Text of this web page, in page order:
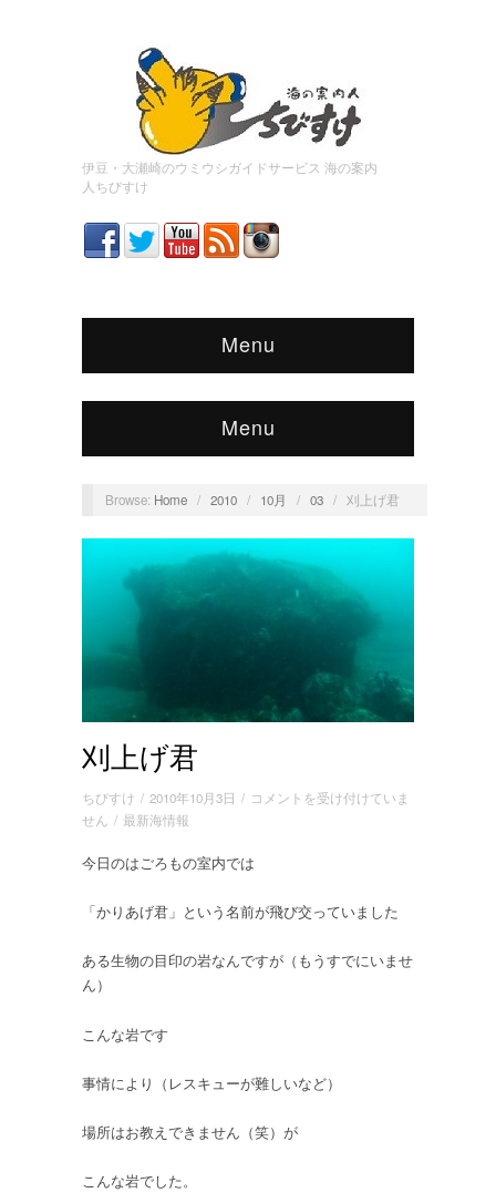
伊豆・大瀬崎のウミウシガイドサービス 海の案内
人ちびすけ
Menu
Menu
Browse: Home / 2010 / 10月 / 03 / 刈上げ君
刈上げ君
ちびすけ / 2010年10月3日 / 刈
君
コメントを受け付けていま
せん / 最新海情報
今日のはごろもの室内では
「かりあげ君」という名前が飛び交っていました
ある生物の目印の岩なんですが（もうすでにいませ
ん）
こんな岩です
事情により（レスキューが難しいなど）
場所はお教えできません（笑）が
こんな岩でした。